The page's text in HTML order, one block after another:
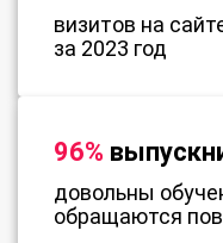
визитов на
за 2023 год
96%
довольны
обращаются